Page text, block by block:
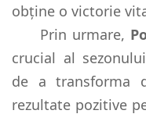
obține o victorie
Prin urmare,
crucial al
de a transforma
rezultate pozitive